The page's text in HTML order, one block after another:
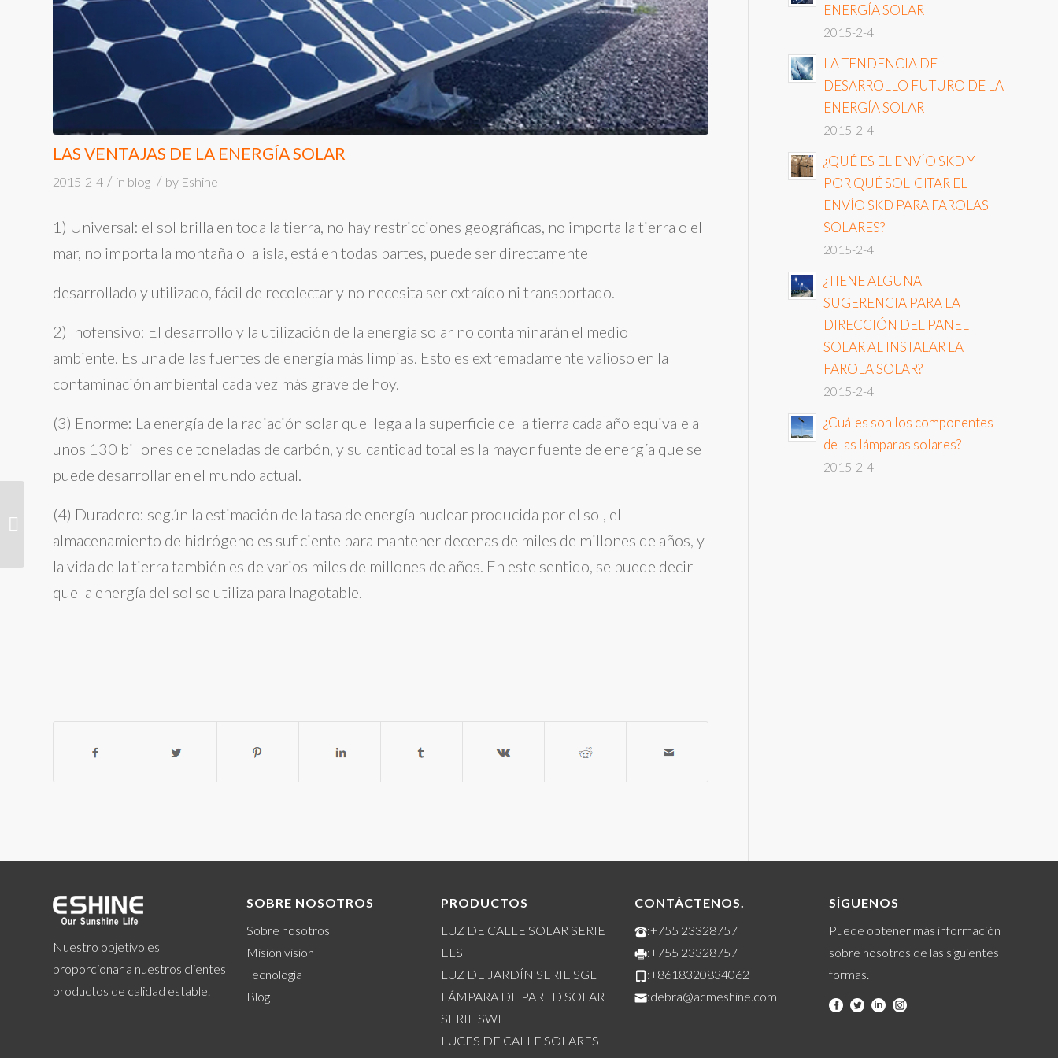
LAS VENTAJAS DE LA ENERGÍA SOLAR
2015-2-4 / in blog / by Eshine
1) Universal: el sol brilla en toda la tierra, no hay restricciones geográficas, no importa la tierra o el
mar, no importa la montaña o la isla, está en todas partes, puede ser directamente
desarrollado y utilizado, fácil de recolectar y no necesita ser extraído ni transportado.
2) Inofensivo: El desarrollo y la utilización de la energía solar no contaminarán el medio
ambiente. Es una de las fuentes de energía más limpias. Esto es extremadamente valioso en la
contaminación ambiental cada vez más grave de hoy.
(3) Enorme: La energía de la radiación solar que llega a la superficie de la tierra cada año equivale a
unos 130 billones de toneladas de carbón, y su cantidad total es la mayor fuente de energía que se
puede desarrollar en el mundo actual.
(4) Duradero: según la estimación de la tasa de energía nuclear producida por el sol, el
almacenamiento de hidrógeno es suficiente para mantener decenas de miles de millones de años, y
la vida de la tierra también es de varios miles de millones de años. En este sentido, se puede decir
que la energía del sol se utiliza para Inagotable.
ENERGÍA SOLAR
2015-2-4
LA TENDENCIA DE
DESARROLLO FUTURO DE LA
ENERGÍA SOLAR
2015-2-4
¿QUÉ ES EL ENVÍO SKD Y
POR QUÉ SOLICITAR EL
ENVÍO SKD PARA FAROLAS
SOLARES?
2015-2-4
¿TIENE ALGUNA
SUGERENCIA PARA LA
DIRECCIÓN DEL PANEL
SOLAR AL INSTALAR LA
FAROLA SOLAR?
2015-2-4
¿Cuáles son los componentes
de las lámparas solares?
2015-2-4
Nuestro objetivo es
proporcionar a nuestros clientes
productos de calidad estable.
SOBRE NOSOTROS
Sobre nosotros
Misión vision
Tecnología
Blog
PRODUCTOS
LUZ DE CALLE SOLAR SERIE
ELS
LUZ DE JARDÍN SERIE SGL
LÁMPARA DE PARED SOLAR
SERIE SWL
LUCES DE CALLE SOLARES
CONTÁCTENOS.
:+755 23328757
:+755 23328757
:+8618320834062
:debra@acmeshine.com
SÍGUENOS
Puede obtener más información
sobre nosotros de las siguientes
formas.
HPS Grow Light, LED
Grow Light, Solar Grow